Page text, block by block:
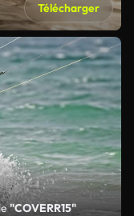
Télécharger
"COVERR15"